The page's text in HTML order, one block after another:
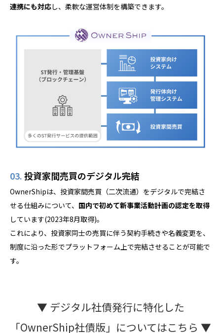
連携にも対応し、柔軟な運営体制を構築できます。
03.投資家間売買のデジタル完結
OwnerShipは、投資家間売買（二次流通）をデジタルで完結さ
せる仕組みについて、 国内で初めて新事業活動計画の認定を取得
しています(2023年8月取得)。
これにより、投資家同士の売買に伴う契約手続きや名義変更を、
制度に沿った形でプラットフォーム上で完結させることが可能で
す。
▼ デジタル社債発行に特化した
「OwnerShip社債版」についてはこちら ▼